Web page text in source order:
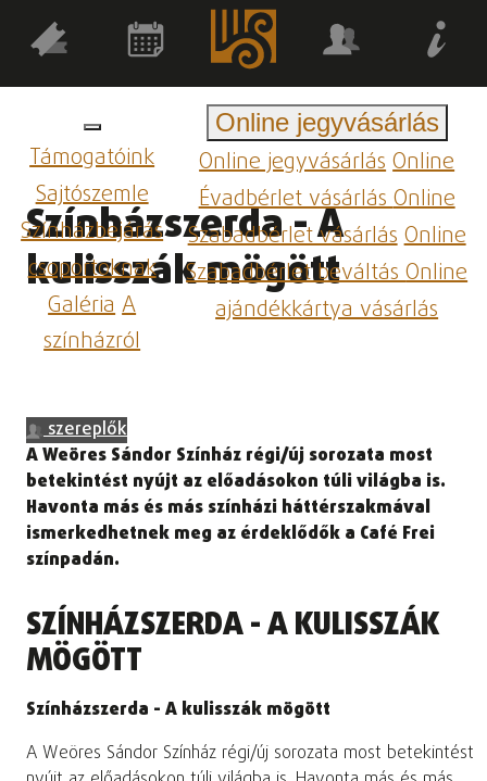
Támogatóink
Sajtószemle
Színházbejárás
csoportoknak
GalériaA
színházról
Online jegyvásárlás
Online jegyvásárlásOnline
Évadbérlet vásárlásOnline
Szabadbérlet vásárlásOnline
Szabadbérlet beváltásOnline
ajándékkártya vásárlás
Színházszerda - A
kulisszák mögött
szereplők
A Weöres Sándor Színház régi/új sorozata most
betekintést nyújt az előadásokon túli világba is.
Havonta más és más színházi háttérszakmával
ismerkedhetnek meg az érdeklődők a Café Frei
színpadán.
SZÍNHÁZSZERDA - A KULISSZÁK
MÖGÖTT
Színházszerda - A kulisszák mögött
A Weöres Sándor Színház régi/új sorozata most betekintést